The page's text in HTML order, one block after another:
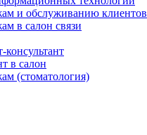
и обслуживанию клиентов
в салон связи
в салон
(стоматология)